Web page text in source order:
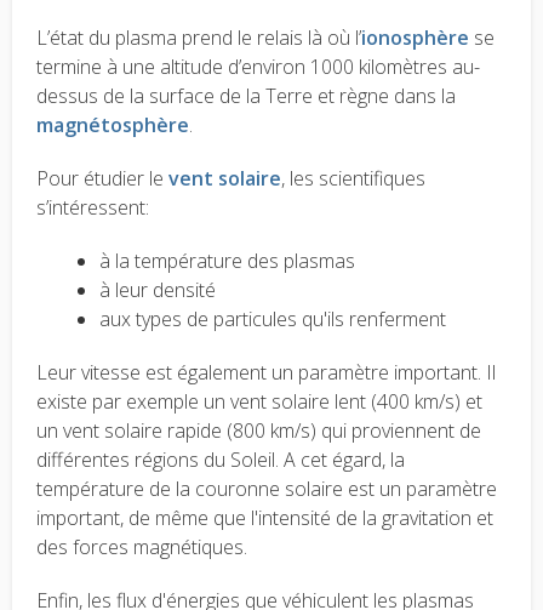
L’état du plasma prend le relais là où l’ionosphère se
termine à une altitude d’environ 1000 kilomètres au-
dessus de la surface de la Terre et règne dans la
magnétosphère.
Pour étudier le vent solaire, les scientifiques
s’intéressent:
à la température des plasmas
à leur densité
aux types de particules qu'ils renferment
Leur vitesse est également un paramètre important. Il
existe par exemple un vent solaire lent (400 km/s) et
un vent solaire rapide (800 km/s) qui proviennent de
différentes régions du Soleil. A cet égard, la
température de la couronne solaire est un paramètre
important, de même que l'intensité de la gravitation et
des forces magnétiques.
Enfin, les flux d'énergies que véhiculent les plasmas